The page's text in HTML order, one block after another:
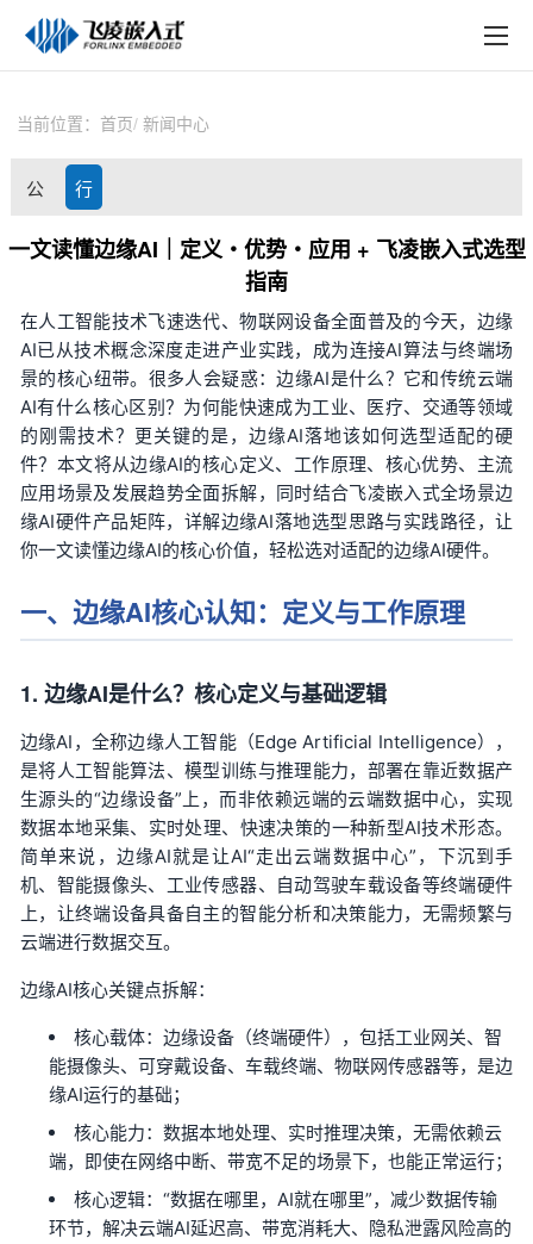
技术与支持
在线文档
方案定制
关于飞凌
天猫商城
淘宝商城
新闻中心
在线购买
当前位置： 首页 新闻中心
公
司
态
行
业
讯
一文读懂边缘AI｜定义・优势・应用 + 飞凌嵌入式选型
指南
在人工智能技术飞速迭代、物联网设备全面普及的今天，边缘
AI已从技术概念深度走进产业实践，成为连接AI算法与终端场
景的核心纽带。很多人会疑惑：边缘AI是什么？它和传统云端
AI有什么核心区别？为何能快速成为工业、 医疗、交通等领域
的刚需技术？更关键的是，边缘AI落地该如何选型适配的硬
件？本文将从边缘AI的核心定义、工作原理、核心优势、主流
应用场景及发展趋势全面拆解，同时结合飞凌嵌入式全场景边
缘AI硬件产品矩阵，详解边缘AI落地选型思路与实践路径，让
你一文读懂边缘AI的核心价值，轻松选对适配的边缘AI硬件。
一、边缘AI核心认知：定义与工作原理
1. 边缘AI是什么？核心定义与基础逻辑
边缘AI，全称边缘人工智能（Edge Artificial Intelligence），
是将人工智能算法、模型训练与推理能力，部署在靠近数据产
生源头的“边缘设备”上，而非依赖远端的云端数据中心，实现
数据本地采集、实时处理、快速决策的一种新型AI技术形态。
简单来说，边缘AI就是让AI“走出云端数据中心”，下沉到手
机、智能摄像头、工业传感器、自动驾驶车载设备等终端硬件
上，让终端设备具备自主的智能分析和决策能力，无需频繁与
云端进行数据交互。
边缘AI核心关键点拆解：
核心载体：边缘设备（终端硬件），包括工业网关、智
能摄像头、可穿戴设备、车载终端、物联网传感器等，是边
缘AI运行的基础；
核心能力：数据本地处理、实时推理决策，无需依赖云
端，即使在网络中断、带宽不足的场景下，也能正常运行；
核心逻辑：“数据在哪里，AI就在哪里”，减少数据传输
环节，解决云端AI延迟高、带宽消耗大、隐私泄露风险高的